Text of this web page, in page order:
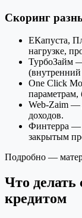
Скоринг
ЕКапуста,
нагрузке,
ТурбоЗайм
One Click
параметрам,
Web-Zaim —
доходов.
Финтерра —
закрытым
Подробно —
Что
кредитом